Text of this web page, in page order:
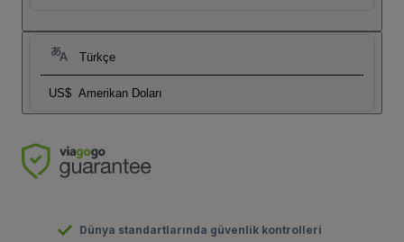
Türkçe
US$ Amerikan Doları
Dünya standartlarında güvenlik kontrolleri